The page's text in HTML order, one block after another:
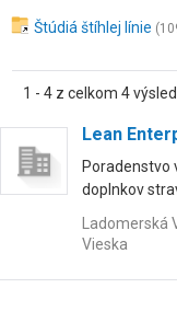
Štúdiá štíhlej línie
1 - 4 z celkom 4
Lean
Poradenstvo
doplnkov
Ladomerská
Vieska